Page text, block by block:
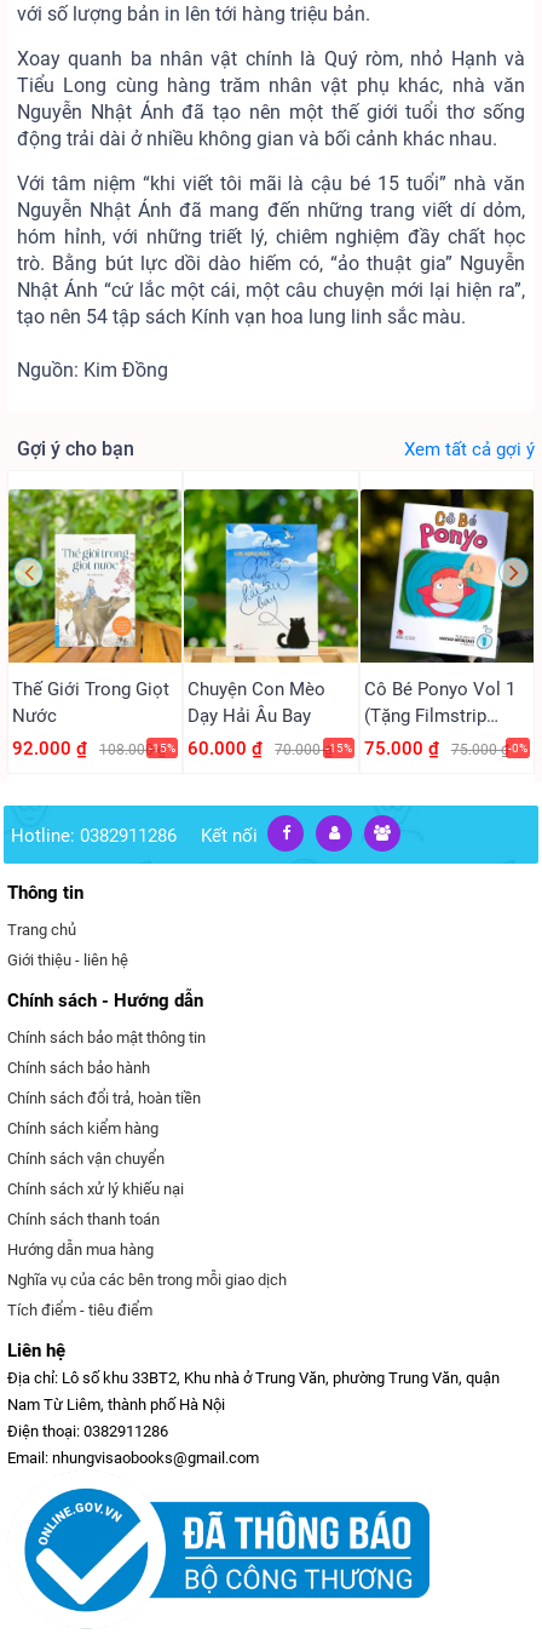
với số lượng bản in lên tới hàng triệu bản.
Xoay quanh ba nhân vật chính là Quý ròm, nhỏ Hạnh và
Tiểu Long cùng hàng trăm nhân vật phụ khác, nhà văn
Nguyễn Nhật Ánh đã tạo nên một thế giới tuổi thơ sống
động trải dài ở nhiều không gian và bối cảnh khác nhau.
Với tâm niệm “khi viết tôi mãi là cậu bé 15 tuổi” nhà văn
Nguyễn Nhật Ánh đã mang đến những trang viết dí dỏm,
hóm hỉnh, với những triết lý, chiêm nghiệm đầy chất học
trò. Bằng bút lực dồi dào hiếm có, “ảo thuật gia” Nguyễn
Nhật Ánh “cứ lắc một cái, một câu chuyện mới lại hiện ra”,
tạo nên 54 tập sách Kính vạn hoa lung linh sắc màu.
Nguồn: Kim Đồng
Gợi ý cho bạn Xem tất cả gợi ý
Thế Giới Trong Giọt
Nước
92.000 ₫
108.000 ₫
-15%
Chuyện Con Mèo
Dạy Hải Âu Bay
60.000 ₫
70.000 ₫-15%
Cô Bé Ponyo Vol 1
(Tặng Filmstrip
PVC)
75.000 ₫ 75.000 ₫-0%
Hotline: 0382911286 Kết nối
Thông tin
Trang chủ
Giới thiệu - liên hệ
Chính sách - Hướng dẫn
Chính sách bảo mật thông tin
Chính sách bảo hành
Chính sách đổi trả, hoàn tiền
Chính sách kiểm hàng
Chính sách vận chuyển
Chính sách xử lý khiếu nại
Chính sách thanh toán
Hướng dẫn mua hàng
Nghĩa vụ của các bên trong mỗi giao dịch
Tích điểm - tiêu điểm
Liên hệ
Địa chỉ: Lô số khu 33BT2, Khu nhà ở Trung Văn, phường Trung Văn, quận
Nam Từ Liêm, thành phố Hà Nội
Điện thoại: 0382911286
Email: nhungvisaobooks@gmail.com